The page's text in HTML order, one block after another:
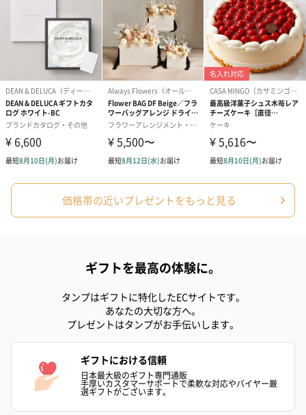
シーズンブーケ（ひま
わり）（1,880円）
ブーケ（ホワイトグリ
ーン）（1,650円）
ブーケ（ピン
（1,650円）
ドライフラワー・プリザーブドフラワー
自然のお花で作ったドライフラワー・プリザーブドフラワーを同
梱します。
い。パッケージに入れてお届けします。
プリザーブドフラワー
（2,580円）
プリザーブドフラワー
ぬいぐるみ
価格帯の近いプレゼントをもっと見る
ギフトを最高の体験に。
タンプはギフトに特化したECサイトです。
あなたの大切な方へ。
プレゼントはタンプがお手伝いします。
ギフトにおける信頼
日本最大級のギフト専門通販
手厚いカスタマーサポートで柔軟な対応やバイヤー厳
選ギフトがございます。